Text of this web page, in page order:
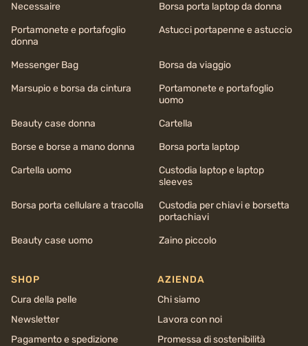
Necessaire
Borsa porta laptop da donna
Portamonete e portafoglio
donna
Astucci portapenne e astuccio
Messenger Bag
Borsa da viaggio
Marsupio e borsa da cintura
Portamonete e portafoglio
uomo
Beauty case donna
Cartella
Borse e borse a mano donna
Borsa porta laptop
Cartella uomo
Custodia laptop e laptop
sleeves
Borsa porta cellulare a tracolla
Custodia per chiavi e borsetta
portachiavi
Beauty case uomo
Zaino piccolo
SHOP
Cura della pelle
Newsletter
Pagamento e spedizione
AZIENDA
Chi siamo
Lavora con noi
Promessa di sostenibilità